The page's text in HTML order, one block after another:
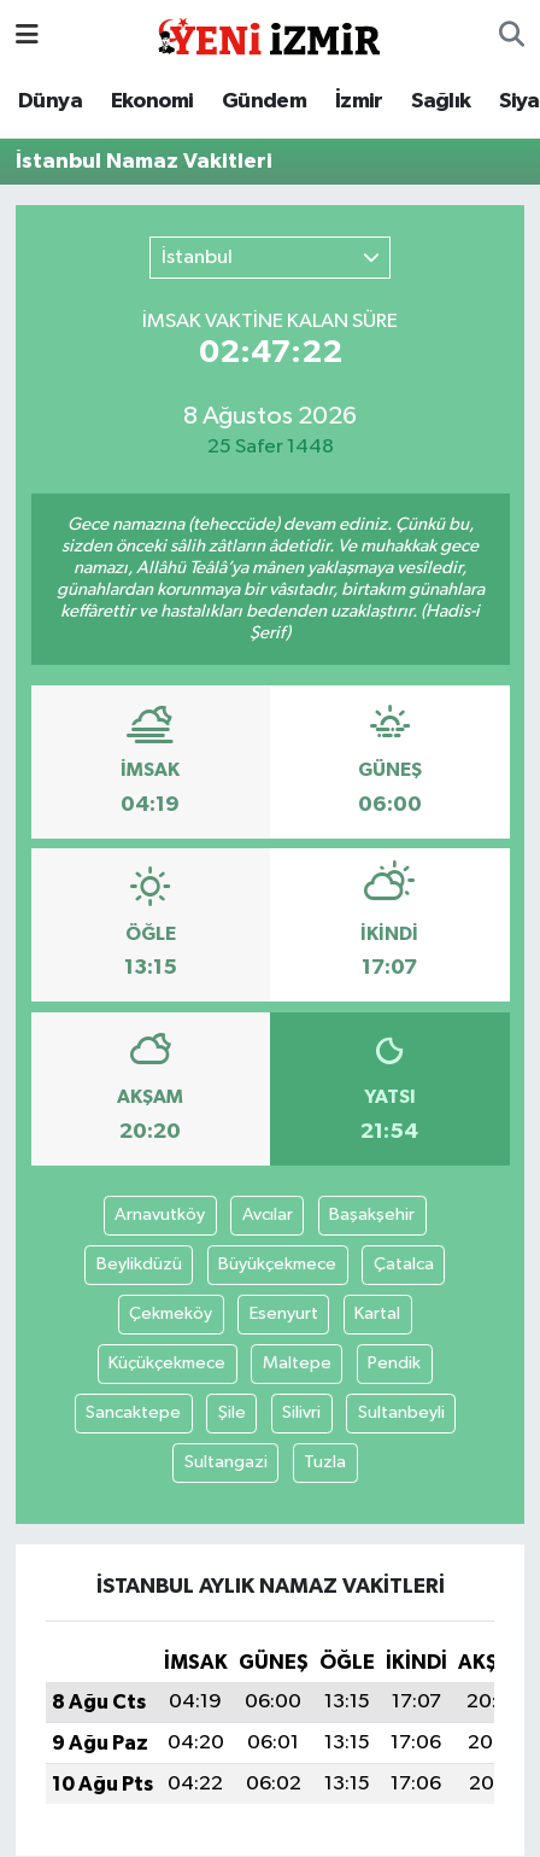
Dünya Ekonomi Gündem İzmir Sağlık
İstanbul Namaz Vakitleri
İstanbul
İMSAK VAKTİNE KALAN SÜRE
02:47:22
8 Ağustos 2026
25 Safer 1448
Gece namazına (teheccüde) devam ediniz. Çünkü bu,
sizden önceki sâlih zâtların âdetidir. Ve muhakkak gece
namazı, Allâhü Teâlâ’ya mânen yaklaşmaya vesîledir,
günahlardan korunmaya bir vâsıtadır, birtakım günahlara
keffârettir ve hastalıkları bedenden uzaklaştırır. (Hadis-i
Şerif)
İMSAK
04:19
GÜNEŞ
06:00
ÖĞLE
13:15
İKINDI
17:07
AKŞAM
20:20
YATSI
21:54
Arnavutköy Avcılar Başakşehir
Beylikdüzü Büyükçekmece Çatalca
Çekmeköy Esenyurt Kartal
Küçükçekmece Maltepe Pendik
Sancaktepe Şile Silivri Sultanbeyli
Sultangazi Tuzla
İSTANBUL AYLIK NAMAZ VAKITLERI
İMSAK GÜNEŞ ÖĞLE İKINDI
AKŞAM
8 Ağu Cts
04:19 06:00 13:15 17:07
20:20
9 Ağu Paz
04:20 06:01 13:15 17:06
20:19
10 Ağu Pts
04:22 06:02 13:15 17:06 20:18
Dünya
Ekonomi
Resmi İlanlar
Spor
Tatil ve Seyahat
Çevre
İzmir Nöbetçi Eczaneler
İzmir Hava Durumu
İzmir Trafik Yoğunluk Haritası
Süper Lig Puan Durumu ve Fikstür
Haber Arşivi